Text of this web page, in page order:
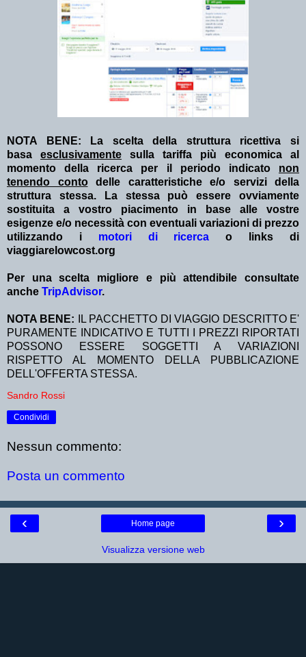
NOTA BENE: La scelta della struttura ricettiva si
basa esclusivamente sulla tariffa più economica al
momento della ricerca per il periodo indicato non
tenendo contodelle caratteristiche e/o servizi della
struttura stessa. La stessa può essere ovviamente
sostituita a vostro piacimento in base alle vostre
esigenze e/o necessità con eventuali variazioni di prezzo
utilizzando i motori di ricerca o links di
viaggiarelowcost.org
Per una scelta migliore e più attendibile consultate
anche TripAdvisor.
NOTA BENE:
IL PACCHETTO DI VIAGGIO DESCRITTO E'
PURAMENTE INDICATIVO E TUTTI I PREZZI RIPORTATI
POSSONO ESSERE SOGGETTI A VARIAZIONI
RISPETTO AL MOMENTO DELLA PUBBLICAZIONE
DELL'OFFERTA STESSA.
Sandro Rossi
Condividi
Nessun commento:
Posta un commento
‹ ›
Home page
Visualizza versione web